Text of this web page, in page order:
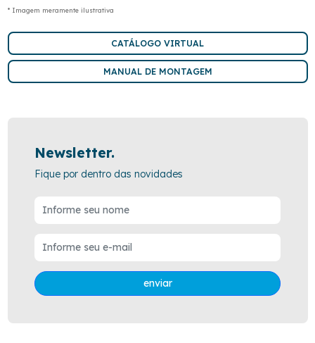
* Imagem meramente ilustrativa
CATÁLOGO VIRTUAL
MANUAL DE MONTAGEM
Newsletter.
Fique por dentro das novidades
enviar